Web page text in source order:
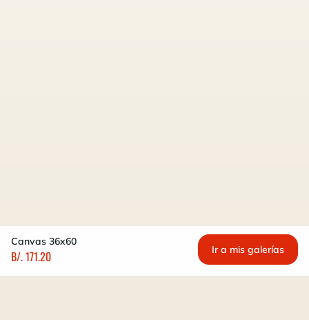
Canvas 36x60
B/. 171.20 Ir a mis galerías